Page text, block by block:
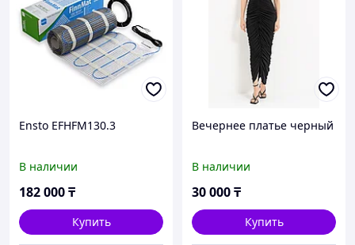
Ensto EFHFM130.3
В наличии
182 000₸
Купить
Вечернее платье черный
В наличии
30 000₸
Купить